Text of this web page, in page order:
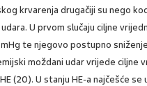
krvarenja drugačiji su nego
U prvom slučaju ciljne
te njegovo postupno
moždani udar vrijede ciljne
(20). U stanju HE-a najčešće